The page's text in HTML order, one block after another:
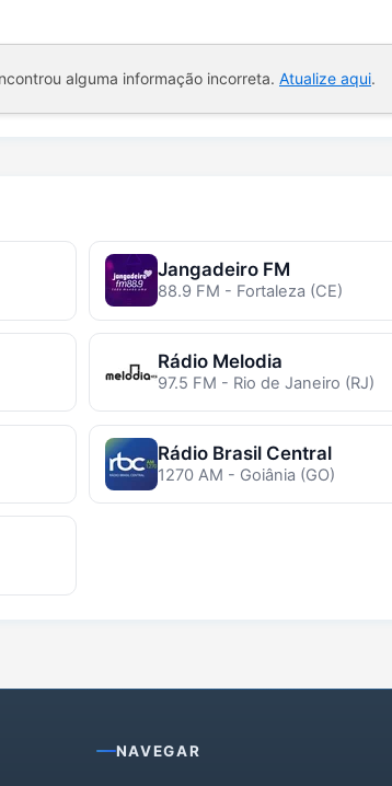
alguma informação incorreta. Atualize aqui.
Jangadeiro FM
88.9 FM - Fortaleza (CE)
Rádio Melodia
97.5 FM - Rio de Janeiro (RJ)
Rádio Brasil Central
1270 AM - Goiânia (GO)
NAVEGAR